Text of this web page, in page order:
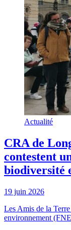
Actualité
CRA de
contestent
biodiversité
19 juin 2026
Les Amis de la
environnement